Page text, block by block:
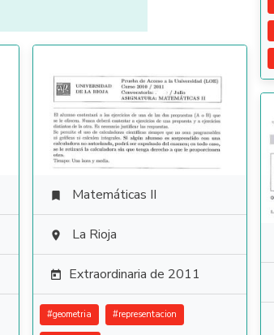
 Matemáticas II
 La Rioja
 Extraordinaria de 2011
#geometria #representacion